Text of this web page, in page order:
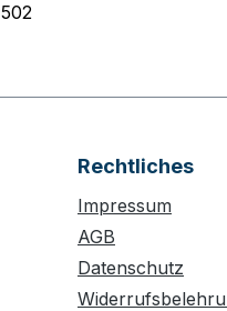
502
Rechtliches
Impressum
AGB
Datenschutz